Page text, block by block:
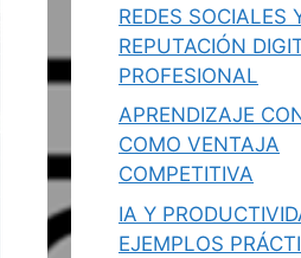
REDES SOCIALES
REPUTACIÓN
PROFESIONAL
APRENDIZAJE
COMO VENTAJA
COMPETITIVA
IA Y
EJEMPLOS